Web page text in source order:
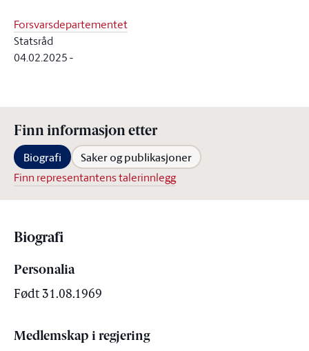
Forsvarsdepartementet
Statsråd
04.02.2025-
Finn informasjon etter
Biografi Saker og publikasjoner
Finn representantens talerinnlegg
Biografi
Personalia
Født 31.08.1969
Medlemskap i regjering